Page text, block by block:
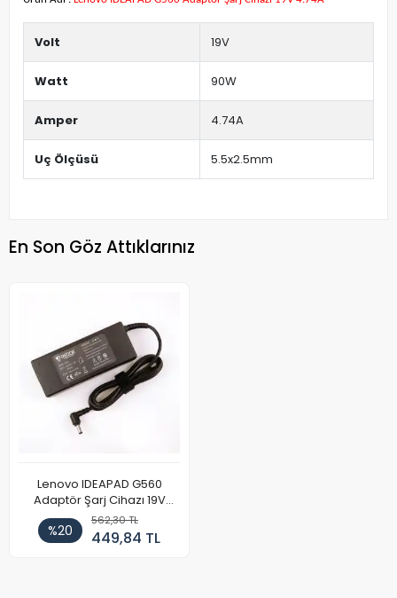
Volt 19V
Watt 90W
Amper 4.74A
Uç Ölçüsü 5.5x2.5mm
En Son Göz Attıklarınız
Lenovo IDEAPAD G560
Adaptör Şarj Cihazı 19V
4.74A
%20
562,30 TL
449,84 TL